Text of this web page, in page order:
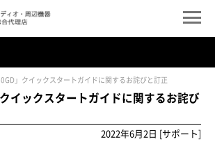
」クイックスタートガイドに関するお詫びと訂正
クイックスタートガイドに関するお詫び
2022年6月2日 [サポート]